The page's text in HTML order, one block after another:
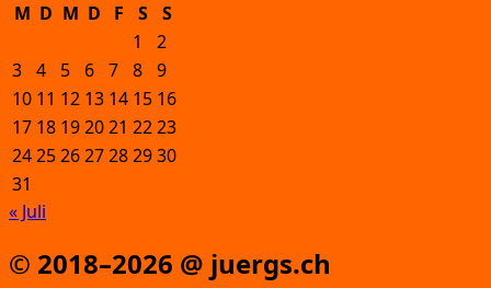
M D M D F S
S
1
2
3 4 5 6 7 8 9
10 11 12 13 14 15 16
17 18 192021 2223
24252627282930
31
« Juli
© 2018–2026 @ juergs.ch